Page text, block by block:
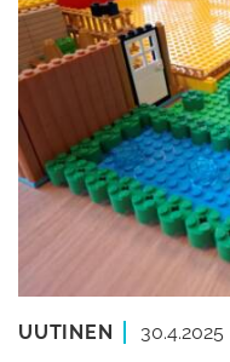
UUTINEN 30.4.2025